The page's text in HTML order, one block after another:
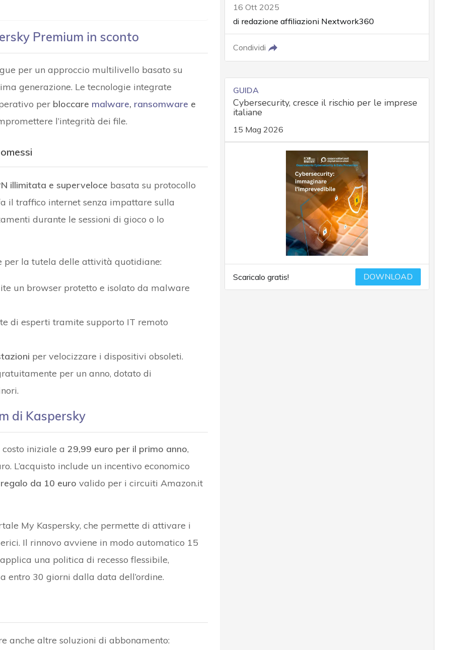
Premium in sconto
per un approccio multilivello basato su
generazione. Le tecnologie integrate
per bloccare malware, ransomware e
l’integrità dei file.
illimitata e superveloce basata su protocollo
il traffico internet senza impattare sulla
durante le sessioni di gioco o lo
per la tutela delle attività quotidiane:
un browser protetto e isolato da malware
di esperti tramite supporto IT remoto
per velocizzare i dispositivi obsoleti.
per un anno, dotato di
di Kaspersky
iniziale a 29,99 euro per il primo anno,
L’acquisto include un incentivo economico
da 10 euro valido per i circuiti Amazon.it
My Kaspersky, che permette di attivare i
Il rinnovo avviene in modo automatico 15
una politica di recesso flessibile,
entro 30 giorni dalla data dell’ordine.
anche altre soluzioni di abbonamento:
16 Ott 2025
di redazione affiliazioni Nextwork360
Condividi
GUIDA
Cybersecurity, cresce il rischio per le imprese
italiane
15 Mag 2026
Scaricalo gratis! DOWNLOAD